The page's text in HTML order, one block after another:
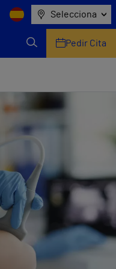
Selecciona
Pedir Cita